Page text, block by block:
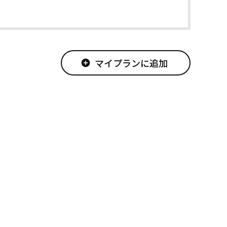
add_circle マイプランに追加